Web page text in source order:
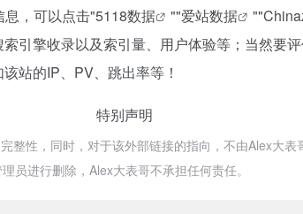
，可以点击"5118数据 ""爱站数据 ""
引擎收录以及索引量、用户体验等；当然要
站的IP、PV、跳出率等！
特别声明
整性，同时，对于该外部链接的指向，不由Alex大
员进行删除，Alex大表哥不承担任何责任。